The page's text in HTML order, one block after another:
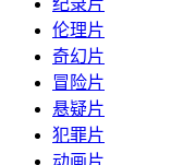
纪录片
伦理片
奇幻片
冒险片
悬疑片
犯罪片
动画片